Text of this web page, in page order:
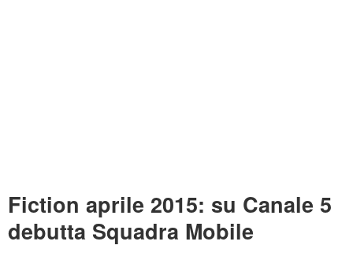
Fiction aprile 2015: su Canale 5
debutta Squadra Mobile